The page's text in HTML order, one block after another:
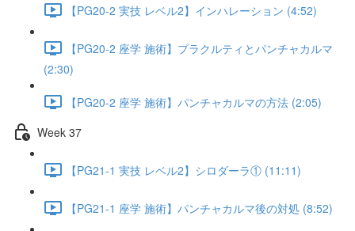
【PG20-2 実技 レベル2】インハレーション (4:52)
【PG20-2 座学 施術】プラクルティとパンチャカルマ
(2:30)
【PG20-2 座学 施術】パンチャカルマの方法 (2:05)
Week 37
【PG21-1 実技 レベル2】シロダーラ① (11:11)
【PG21-1 座学 施術】パンチャカルマ後の対処 (8:52)